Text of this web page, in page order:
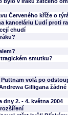
Červeného kříže o
kanceláriu Ľudí proti
chudí
smutku?
volá po
Gilligana
2. - 4. května 2004